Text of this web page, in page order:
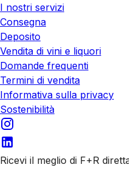
I nostri servizi
Consegna
Deposito
Vendita di vini e liquori
Domande frequenti
Termini di vendita
Informativa sulla privacy
Sostenibilità
Ricevi il meglio di F+R